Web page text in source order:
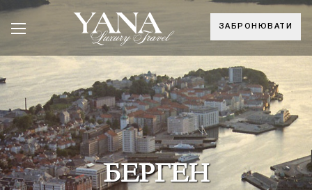
ЗАБРОНЮВАТИ
БЕРГЕН